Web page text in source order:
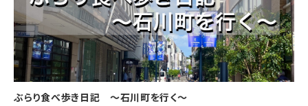
ぶらり食べ歩き日記 〜石川町を行く〜